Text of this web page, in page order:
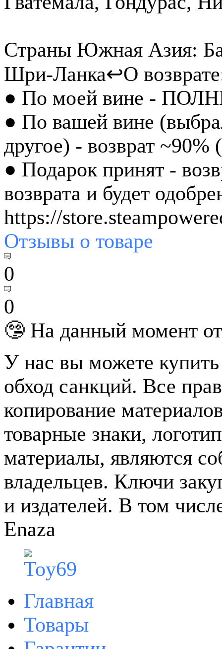
Страны Южная Азия:
Шри-Ланка↩️О
● По моей вине -
● По вашей вине
другое) - возврат ~90%
● Подарок принят -
возврата и будет
https://
Отзывы о товаре
0
0
🤥 На данный момент
У нас вы можете
обход санкций. Все
копирование
товарные знаки,
материалы, являются
владельцев. Ключи
и издателей. В том
Enaza
Главная
Товары